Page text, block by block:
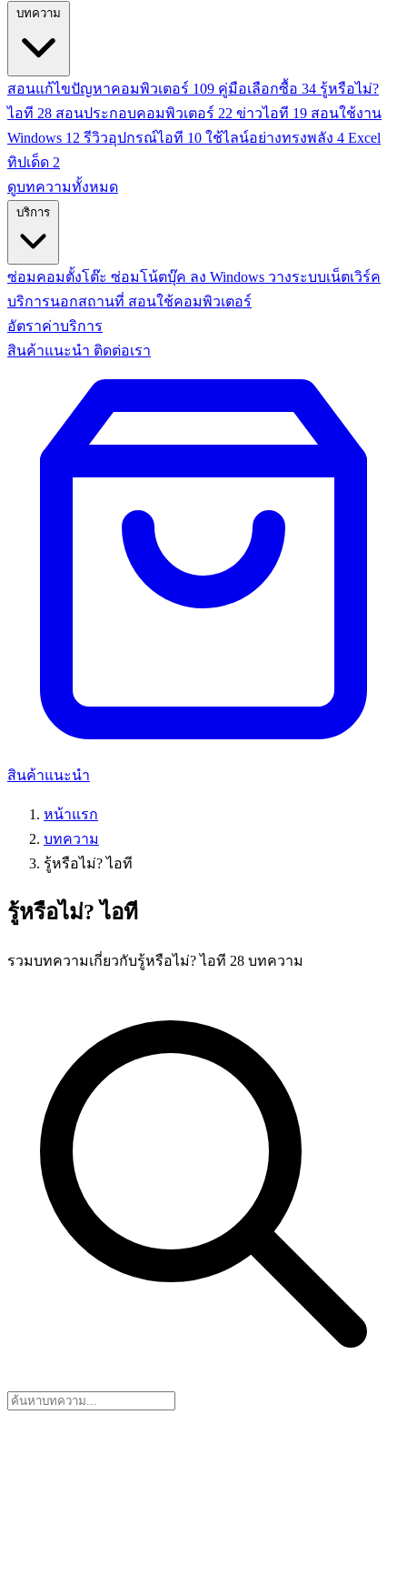
บทความ
สอนแก้ไขปัญหาคอมพิวเตอร์ 109 คู่มือเลือกซื้อ 34 รู้หรือไม่?
ไอที 28 สอนประกอบคอมพิวเตอร์ 22 ข่าวไอที 19 สอนใช้งาน
Windows 12 รีวิวอุปกรณ์ไอที 10 ใช้ไลน์อย่างทรงพลัง 4 Excel
ทิปเด็ด 2
ดูบทความทั้งหมด
บริการ
ซ่อมคอมตั้งโต๊ะ ซ่อมโน้ตบุ๊ค ลง Windows วางระบบเน็ตเวิร์ค
บริการนอกสถานที่ สอนใช้คอมพิวเตอร์
อัตราค่าบริการ
สินค้าแนะนำ ติดต่อเรา
สินค้าแนะนำ
หน้าแรก
บทความ
รู้หรือไม่? ไอที
รู้หรือไม่? ไอที
รวมบทความเกี่ยวกับรู้หรือไม่? ไอที 28 บทความ